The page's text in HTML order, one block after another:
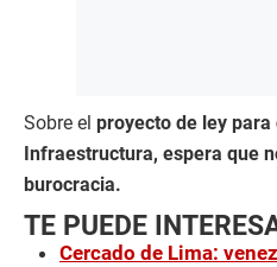
Sobre el proyecto de ley
Infraestructura, espera que
burocracia.
TE PUEDE
Cercado de Lima: